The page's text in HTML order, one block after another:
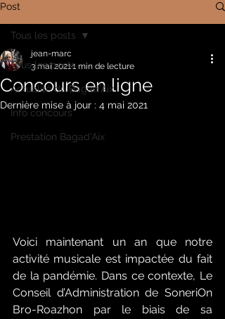
Post
Tous les posts
Actualité du Bagad'Aix
Info concours
Prestation Bagad'Aix
Tous les posts
Concours en ligne
jean-marc
3 mai 20211 min de lecture
Dernière mise à jour : 4 mai 2021
Voici maintenant un an que notre
activité musicale est impactée du fait
de la pandémie. Dans ce contexte, Le
Conseil d’Administration de SoneriOn
Bro-Roazhon par le biais de sa